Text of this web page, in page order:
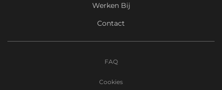
Werken Bij
Contact
FAQ
Cookies